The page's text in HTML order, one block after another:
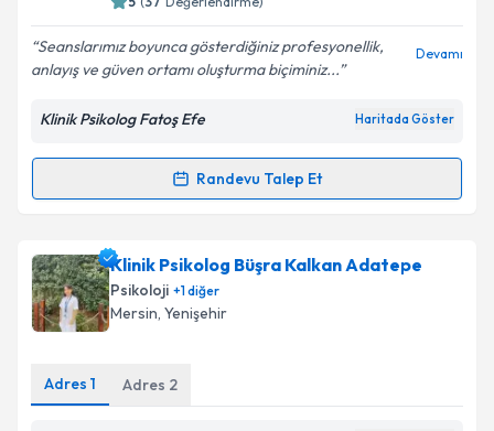
Kişisel verilerimin işlenmesine ilişkin
Aydınlatma
kapsamda işlenmesini kabul ediyorum.
Seanslarımız boyunca gösterdiğiniz profesyonellik,
anlayış ve güven ortamı oluşturma biçiminiz...
Devamı
Klinik Psikolog Fatoş Efe Haritada Göster
Randevu Talep Et
Randevu Takvimi Talebi
Klinik Psikolog Fatoş Efeiçin randevu takvimi talebi
oluşturun. Size bu uzmandan randevu almanız için bir
takvim hazırlandığında e-posta ile bilgilendireceğiz.
Klinik Psikolog Büşra Kalkan Adatepe
Psikoloji +1diğer
Mersin, Yenişehir
Adres 1 Adres 2